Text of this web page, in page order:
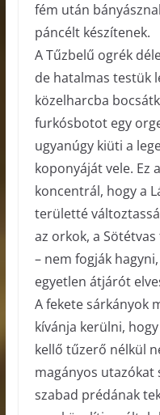
fém után
páncélt készítenek.
A Tűzbelű ogrék
de hatalmas testük
közelharcba
furkósbotot egy
ugyanúgy kiüti a
koponyáját vele. Ez
koncentrál, hogy a
területté
az orkok, a
– nem fogják
egyetlen átjárót
A fekete sárkányok
kívánja kerülni,
kellő tűzerő nélkül
magányos
szabad prédának